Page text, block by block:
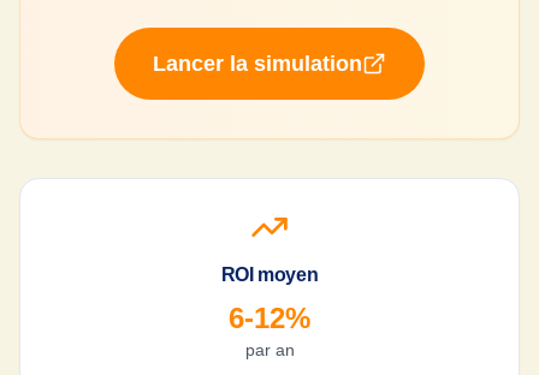
Lancer la simulation
ROI moyen
6-12%
par an